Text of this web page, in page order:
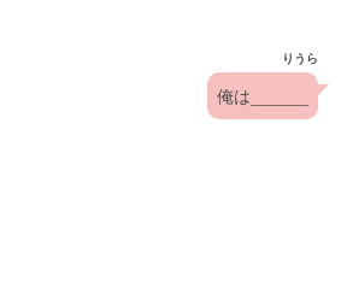
りうら
俺は______